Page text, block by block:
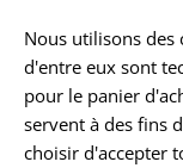
ACCUEIL
Nous utilisons des
d'entre eux sont
pour le panier
servent à des fins
choisir d'accepter